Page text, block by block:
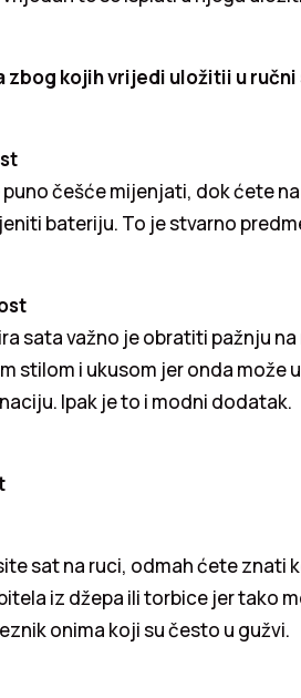
zbog kojih vrijedi uložitii u ručni
češće mijenjati, dok ćete
bateriju. To je stvarno
sata važno je obratiti pažnju
stilom i ukusom jer onda može
Ipak je to i modni dodatak.
sat na ruci, odmah ćete znati
iz džepa ili torbice jer tako
onima koji su često u gužvi.